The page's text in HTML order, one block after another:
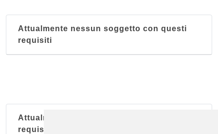
Attualmente nessun soggetto con questi
requisiti
Attualmente nessun soggetto con questi
requisiti